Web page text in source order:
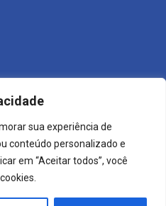
sua experiência de
conteúdo personalizado e
em “Aceitar todos”, você